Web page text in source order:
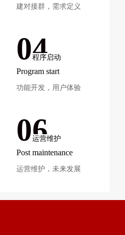
建对接群，需求定义
04
程序启动
Program start
功能开发，用户体验
06
运营维护
Post maintenance
运营维护，未来发展